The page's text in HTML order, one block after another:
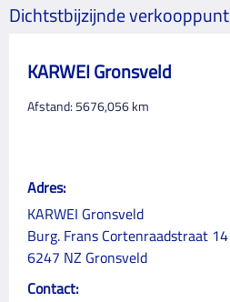
Dichtstbijzijnde verkooppunt
KARWEI Gronsveld
Afstand: 5676,056km
Adres:
KARWEI Gronsveld
Burg. Frans Cortenraadstraat 14
6247 NZ Gronsveld
Contact: